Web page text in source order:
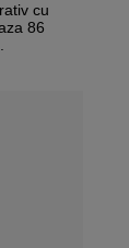
cu
86